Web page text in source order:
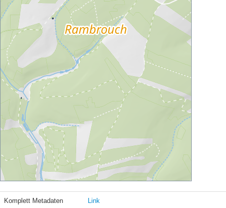
Komplett Metadaten Link